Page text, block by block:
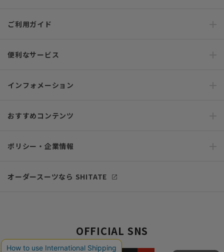
ご利用ガイド
便利なサービス
インフォメーション
おすすめコンテンツ
ポリシー・企業情報
オーダースーツなら SHITATE
OFFICIAL SNS